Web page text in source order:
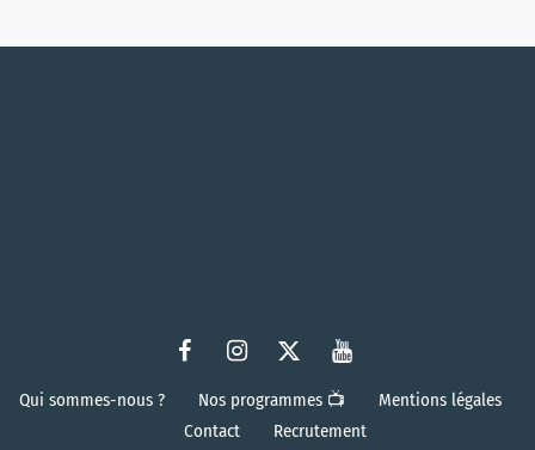
Qui sommes-nous ? Nos programmes 📺
Mentions légales
Contact
Recrutement